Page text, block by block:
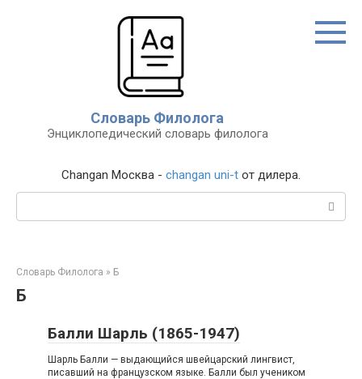
Словарь Филолога
Энциклопедический словарь филолога
Changan Москва - changan uni-t от дилера.
Словарь Филолога » Б
Б
Балли Шарль (1865-1947)
Шарль Балли — выдающийся швейцарский лингвист,
писавший на французском языке. Балли был учеником